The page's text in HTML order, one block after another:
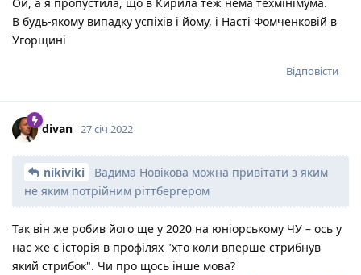
В будь-якому випадку успіхів і йому, і Насті Фомченковій в
Угорщині
Відповісти
divan 27 січ 2022
nikiviki
Вадима Новікова можна привітати з яким
не яким потрійним ріттбергером
Так він же робив його ще у 2020 на юніорському ЧУ – ось у
нас же є історія в профілях "хто коли вперше стрибнув
який стрибок". Чи про щось інше мова?